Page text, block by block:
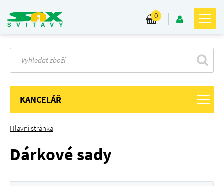
0
KANCELÁŘ
Hlavní stránka
Dárkové sady